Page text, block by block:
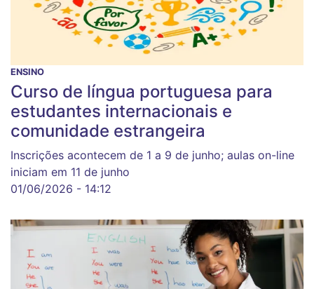
ENSINO
Curso de língua portuguesa para
estudantes internacionais e
comunidade estrangeira
Inscrições acontecem de 1 a 9 de junho; aulas on-line
iniciam em 11 de junho
01/06/2026 - 14:12